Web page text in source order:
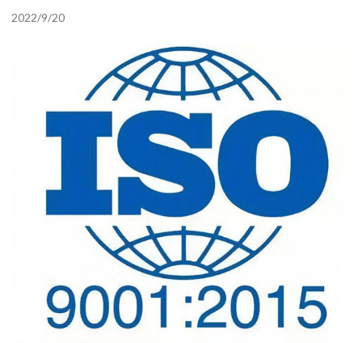
2022/9/20